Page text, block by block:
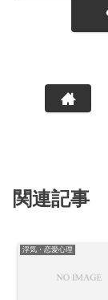
関連記事
浮気・恋愛心理